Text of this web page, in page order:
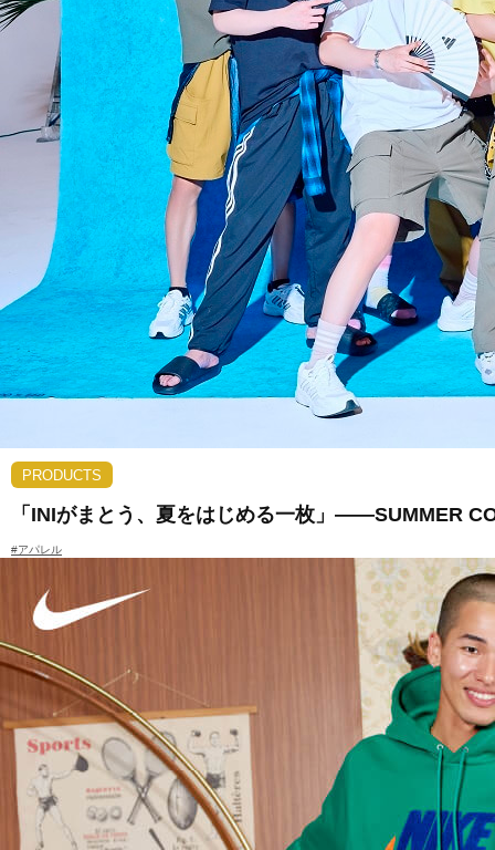
PRODUCTS
「INIがまとう、夏をはじめる一枚」――SUMMER
#アパレル